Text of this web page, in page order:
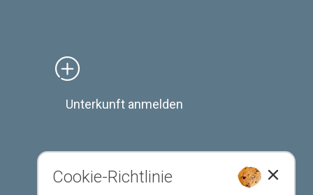
Unterkunft anmelden
Cookie-Richtlinie